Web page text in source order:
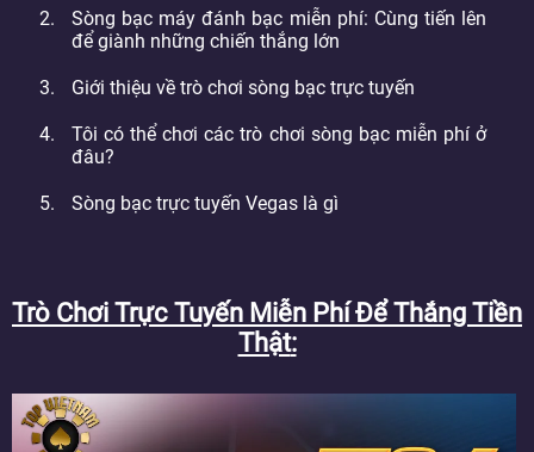
Sòng bạc máy đánh bạc miễn phí: Cùng tiến lên
để giành những chiến thắng lớn
Giới thiệu về trò chơi sòng bạc trực tuyến
Tôi có thể chơi các trò chơi sòng bạc miễn phí ở
đâu?
Sòng bạc trực tuyến Vegas là gì
Trò Chơi Trực Tuyến Miễn Phí Để Thắng Tiền
Thật